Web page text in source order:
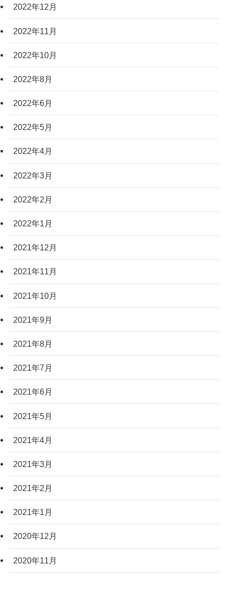
2022年12月
2022年11月
2022年10月
2022年8月
2022年6月
2022年5月
2022年4月
2022年3月
2022年2月
2022年1月
2021年12月
2021年11月
2021年10月
2021年9月
2021年8月
2021年7月
2021年6月
2021年5月
2021年4月
2021年3月
2021年2月
2021年1月
2020年12月
2020年11月